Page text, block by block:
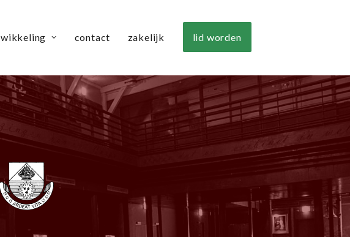
contact zakelijk lid worden